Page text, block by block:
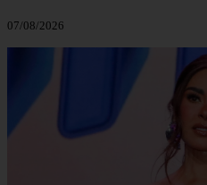
07/08/2026